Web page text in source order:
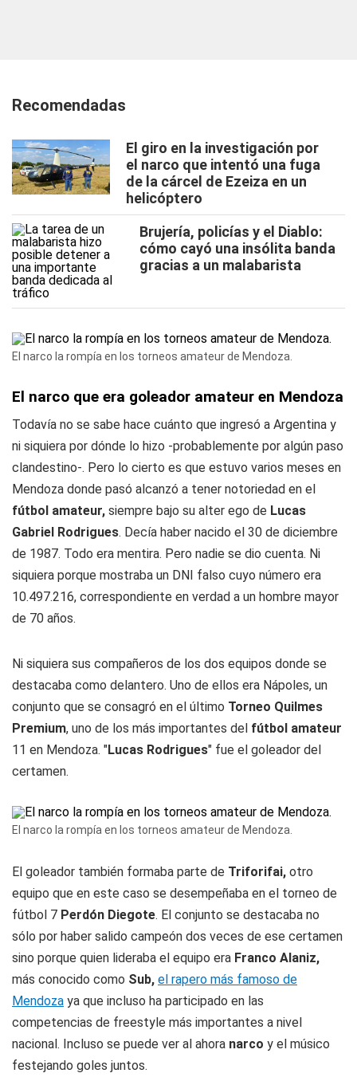
Recomendadas
El giro en la investigación por
el narco que intentó una fuga
de la cárcel de Ezeiza en un
helicóptero
Brujería, policías y el Diablo:
cómo cayó una insólita banda
gracias a un malabarista
El narco la rompía en los torneos amateur de Mendoza.
El narco que era goleador amateur en Mendoza
Todavía no se sabe hace cuánto que ingresó a Argentina y
ni siquiera por dónde lo hizo -probablemente por algún paso
clandestino-. Pero lo cierto es que estuvo varios meses en
Mendoza donde pasó alcanzó a tener notoriedad en el
fútbol amateur, siempre bajo su alter ego de Lucas
Gabriel Rodrigues. Decía haber nacido el 30 de diciembre
de 1987. Todo era mentira. Pero nadie se dio cuenta. Ni
siquiera porque mostraba un DNI falso cuyo número era
10.497.216, correspondiente en verdad a un hombre mayor
de 70 años.
Ni siquiera sus compañeros de los dos equipos donde se
destacaba como delantero. Uno de ellos era Nápoles, un
conjunto que se consagró en el último Torneo Quilmes
Premium, uno de los más importantes del fútbol amateur
11 en Mendoza. "Lucas Rodrigues" fue el goleador del
certamen.
El narco la rompía en los torneos amateur de Mendoza.
El goleador también formaba parte de Triforifai, otro
equipo que en este caso se desempeñaba en el torneo de
fútbol 7 Perdón Diegote. El conjunto se destacaba no
sólo por haber salido campeón dos veces de ese certamen
sino porque quien lideraba el equipo era Franco Alaniz,
más conocido como Sub, el rapero más famoso de
Mendoza ya que incluso ha participado en las
competencias de freestyle más importantes a nivel
nacional. Incluso se puede ver al ahora narco y el músico
festejando goles juntos.